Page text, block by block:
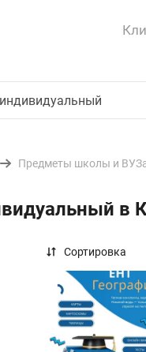
Предметы школы и
в
Сортировка